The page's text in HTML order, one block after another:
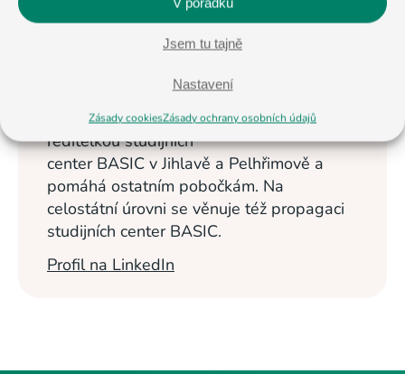
Jsem tu tajně
Nastavení
Zásady cookiesZásady ochrany osobních údajů
Veronika
Vzdělávání dětí se
2013. Nyní je
ředitelkou studijních
center BASIC v Jihlavě a Pelhřimově a
pomáhá ostatním pobočkám. Na
celostátní úrovni se věnuje též propagaci
studijních center BASIC.
Profil na LinkedIn